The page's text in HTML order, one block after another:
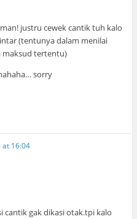
justru cewek cantik tuh kalo
(tentunya dalam menilai
maksud tertentu)
sorry
at 16:04
cantik gak dikasi otak.tpi kalo